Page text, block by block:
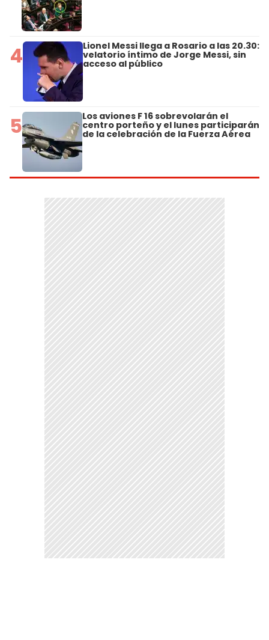
4 Lionel Messi llega a Rosario a las 20.30:
velatorio íntimo de Jorge Messi, sin
acceso al público
5 Los aviones F 16 sobrevolarán el
centro porteño y el lunes participarán
de la celebración de la Fuerza Aérea